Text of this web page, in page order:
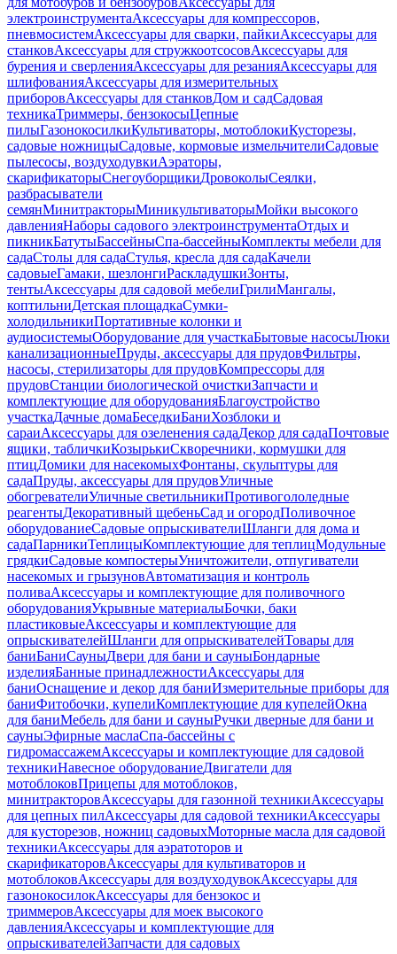
электроинструментаАксессуары для компрессоров,
пневмосистемАксессуары для сварки, пайкиАксессуары для
станковАксессуары для стружкоотсосовАксессуары для
бурения и сверленияАксессуары для резанияАксессуары для
шлифованияАксессуары для измерительных
приборовАксессуары для станковДом и садСадовая
техникаТриммеры, бензокосыЦепные
пилыГазонокосилкиКультиваторы, мотоблокиКусторезы,
садовые ножницыСадовые, кормовые измельчителиСадовые
пылесосы, воздуходувкиАэраторы,
скарификаторыСнегоуборщикиДровоколыСеялки,
разбрасыватели
семянМинитракторыМиникультиваторыМойки высокого
давленияНаборы садового электроинструментаОтдых и
пикникБатутыБассейныСпа-бассейныКомплекты мебели для
садаСтолы для садаСтулья, кресла для садаКачели
садовыеГамаки, шезлонгиРаскладушкиЗонты,
тентыАксессуары для садовой мебелиГрилиМангалы,
коптильниДетская площадкаСумки-
холодильникиПортативные колонки и
аудиосистемыОборудование для участкаБытовые насосыЛюки
канализационныеПруды, аксессуары для прудовФильтры,
насосы, стерилизаторы для прудовКомпрессоры для
прудовСтанции биологической очисткиЗапчасти и
комплектующие для оборудованияБлагоустройство
участкаДачные домаБеседкиБаниХозблоки и
сараиАксессуары для озеленения садаДекор для садаПочтовые
ящики, табличкиКозырькиСкворечники, кормушки для
птицДомики для насекомыхФонтаны, скульптуры для
садаПруды, аксессуары для прудовУличные
обогревателиУличные светильникиПротивогололедные
реагентыДекоративный щебеньСад и огородПоливочное
оборудованиеСадовые опрыскивателиШланги для дома и
садаПарникиТеплицыКомплектующие для теплицМодульные
грядкиСадовые компостерыУничтожители, отпугиватели
насекомых и грызуновАвтоматизация и контроль
поливаАксессуары и комплектующие для поливочного
оборудованияУкрывные материалыБочки, баки
пластиковыеАксессуары и комплектующие для
опрыскивателейШланги для опрыскивателейТовары для
баниБаниСауныДвери для бани и сауныБондарные
изделияБанные принадлежностиАксессуары для
баниОснащение и декор для баниИзмерительные приборы для
баниФитобочки, купелиКомплектующие для купелейОкна
для баниМебель для бани и сауныРучки дверные для бани и
сауныЭфирные маслаСпа-бассейны с
гидромассажемАксессуары и комплектующие для садовой
техникиНавесное оборудованиеДвигатели для
мотоблоковПрицепы для мотоблоков,
минитракторовАксессуары для газонной техникиАксессуары
для цепных пилАксессуары для садовой техникиАксессуары
для кусторезов, ножниц садовыхМоторные масла для садовой
техникиАксессуары для аэратоторов и
скарификаторовАксессуары для культиваторов и
мотоблоковАксессуары для воздуходувокАксессуары для
газонокосилокАксессуары для бензокос и
триммеровАксессуары для моек высокого
давленияАксессуары и комплектующие для
опрыскивателейЗапчасти для садовых